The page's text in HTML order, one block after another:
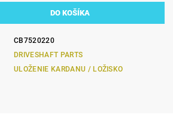
CB7520220
DRIVESHAFT PARTS
ULOŽENIE KARDANU / LOŽISKO